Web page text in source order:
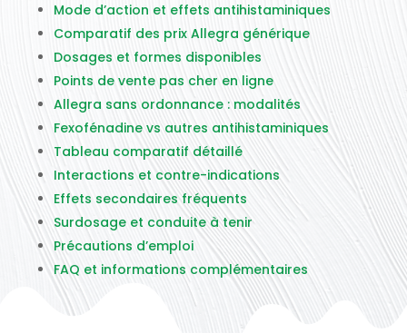
Mode d’action et effets antihistaminiques
Comparatif des prix Allegra générique
Dosages et formes disponibles
Points de vente pas cher en ligne
Allegra sans ordonnance : modalités
Fexofénadine vs autres antihistaminiques
Tableau comparatif détaillé
Interactions et contre-indications
Effets secondaires fréquents
Surdosage et conduite à tenir
Précautions d’emploi
FAQ et informations complémentaires